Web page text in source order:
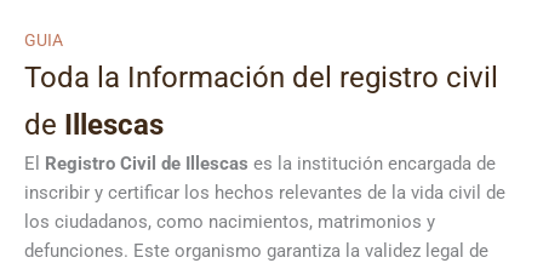
GUIA
Toda la Información del registro civil
de Illescas
El Registro Civil de Illescas es la institución encargada de
inscribir y certificar los hechos relevantes de la vida civil de
los ciudadanos, como nacimientos, matrimonios y
defunciones. Este organismo garantiza la validez legal de